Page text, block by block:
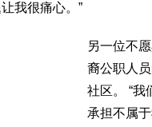
我很痛心。”
另一位不
裔公职人
社区。 “我
承担不属